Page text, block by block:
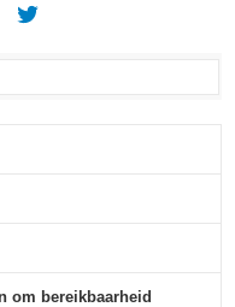
om bereikbaarheid